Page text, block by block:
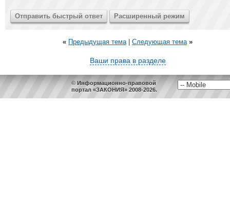
« Предыдущая тема| Следующая тема »
Ваши права в разделе
© Информационно-правовой
портал «ЗАКОНИЯ» 2008-2026.